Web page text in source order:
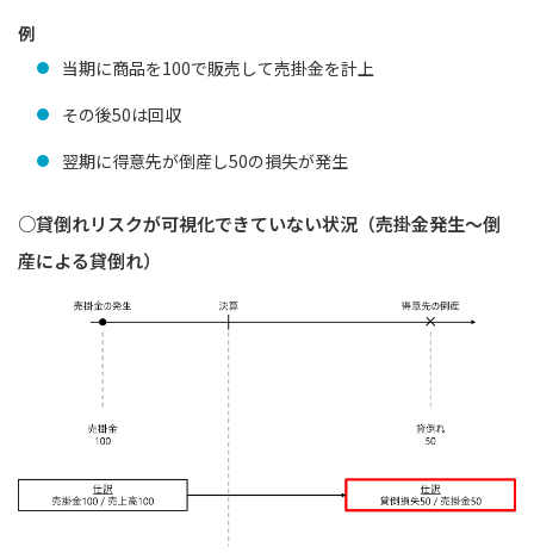
例
当期に商品を100で販売して売掛金を計上
その後50は回収
翌期に得意先が倒産し50の損失が発生
○貸倒れリスクが可視化できていない状況（売掛金発生～倒
産による貸倒れ）